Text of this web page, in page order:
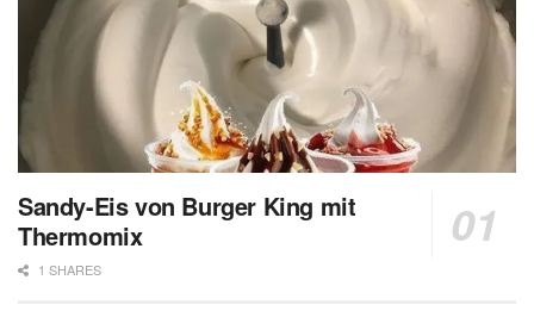
Sandy-Eis von Burger King mit
Thermomix
1 SHARES